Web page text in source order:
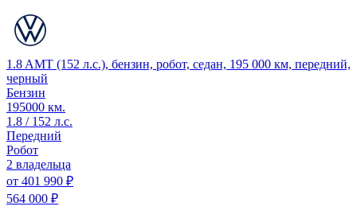
1.8 AMT (152 л.с.), бензин, робот, седан, 195 000 км, передний,
черный
Бензин
195000 км.
1.8 / 152 л.с.
Передний
Робот
2 владельца
от 401 990 ₽
564 000 ₽